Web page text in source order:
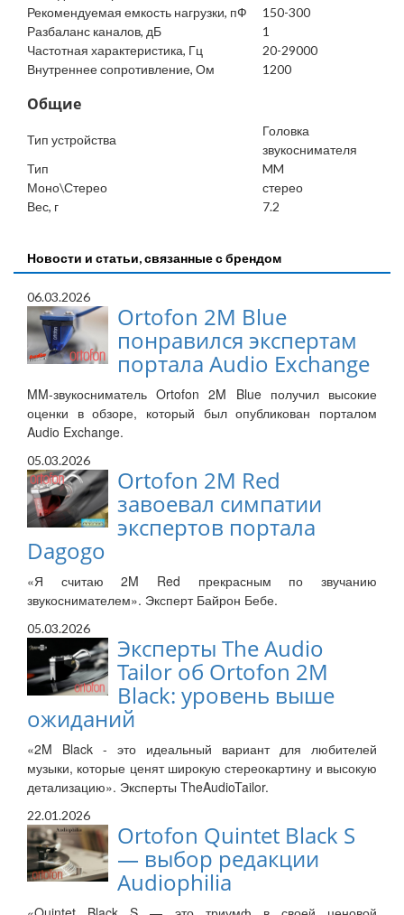
Рекомендуемая емкость нагрузки, пФ
150-300
Разбаланс каналов, дБ
1
Частотная характеристика, Гц
20-29000
Внутреннее сопротивление, Ом
1200
Общие
Тип устройства
Головка
звукоснимателя
Тип
MM
Моно\Стерео
стерео
Вес, г
7.2
Новости и статьи, связанные с брендом
06.03.2026
Ortofon 2M Blue
понравился экспертам
портала Audio Exchange
MM-звукосниматель Ortofon 2M Blue получил высокие
оценки в обзоре, который был опубликован порталом
Audio Exchange.
05.03.2026
Ortofon 2M Red
завоевал симпатии
экспертов портала
Dagogo
«Я считаю 2M Red прекрасным по звучанию
звукоснимателем». Эксперт Байрон Бебе.
05.03.2026
Эксперты The Audio
Tailor об Ortofon 2M
Black: уровень выше
ожиданий
«2M Black - это идеальный вариант для любителей
музыки, которые ценят широкую стереокартину и высокую
детализацию». Эксперты TheAudioTailor.
22.01.2026
Ortofon Quintet Black S
— выбор редакции
Audiophilia